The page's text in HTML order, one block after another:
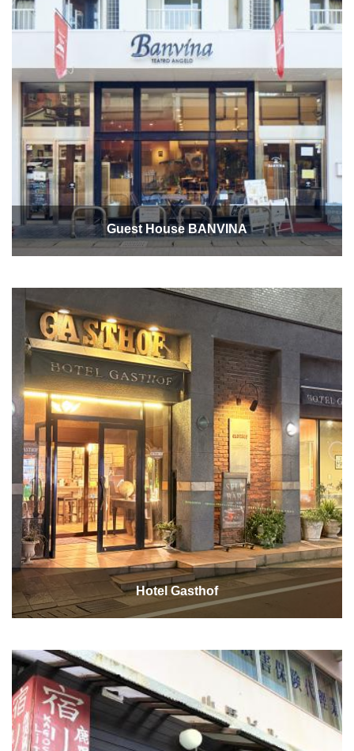
Guest House BANVINA
Hotel Gasthof